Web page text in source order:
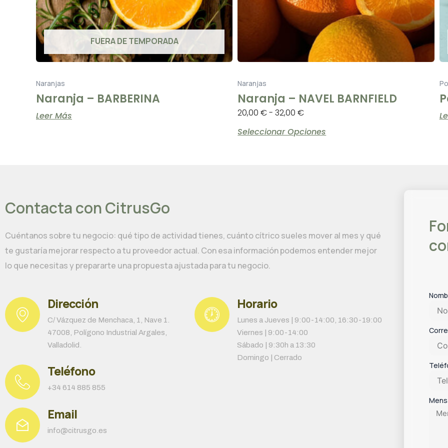
FUERA DE TEMPORADA
Naranjas
Naranja – BARBERINA
Leer Más
Naranjas
Naranja – NAVEL BARNFIELD
20,00€- 32,00€
Seleccionar Opciones
elegir
en
la
página
Contacta con CitrusGo
Cuéntanos sobre tu negocio: qué tipo de actividad tienes, cuánto cítrico sueles mover al mes y qué
te gustaría mejorar respecto a tu proveedor actual. Con esa información podemos entender mejor
lo que necesitas y prepararte una propuesta ajustada para tu negocio.
Dirección
C/ Vázquez de Menchaca, 1, Nave 1.
47008, Polígono Industrial Argales,
Valladolid.
Teléfono
+34 614 885 855
Email
info@citrusgo.es
Horario
Lunes a Jueves | 9:00-14:00, 16:30-19:00
Viernes | 9:00-14:00
Sábado | 9:30h a 13:30
Domingo | Cerrado